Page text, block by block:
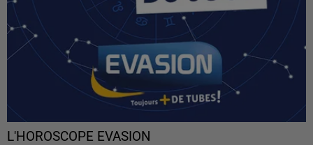
L'HOROSCOPE EVASION